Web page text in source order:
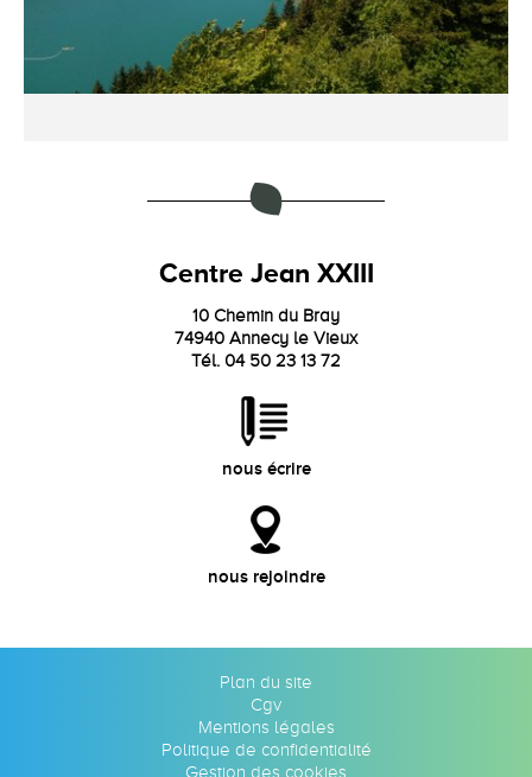
Centre Jean XXIII
nous rejoindre
10 Chemin du Bray
74940 Annecy le Vieux
Tél. 04 50 23 13 72
nous écrire
Plan du site
Cgv
Mentions légales
Politique de confidentialité
Gestion des cookies